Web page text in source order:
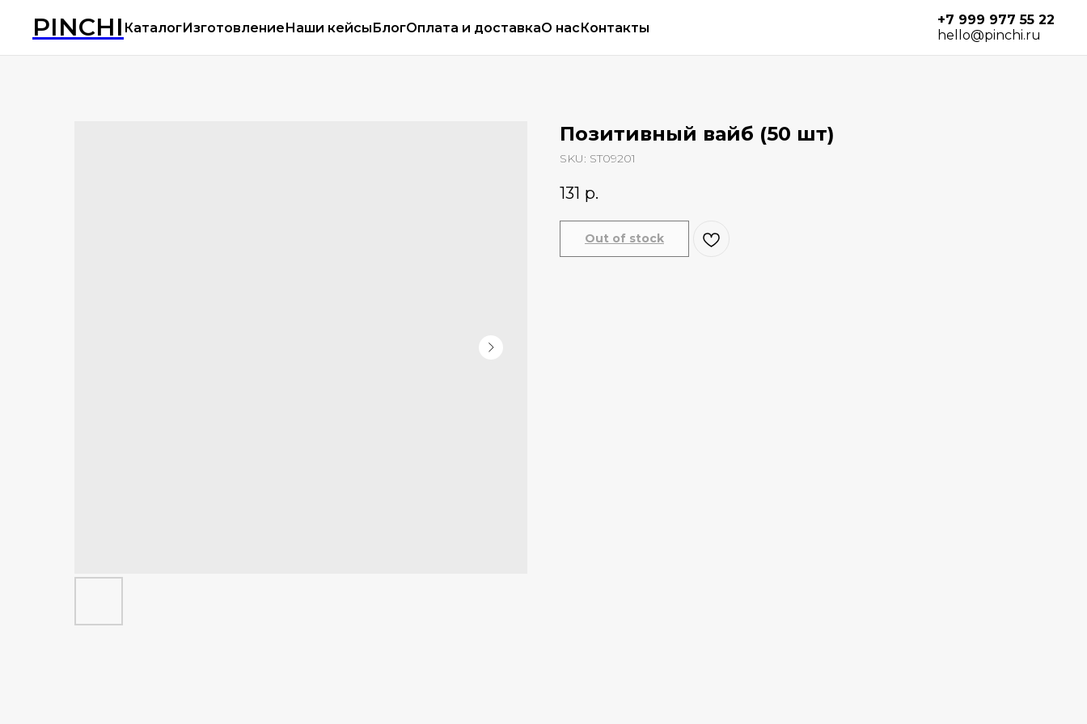
PINCHI КаталогИзготовлениеНаши кейсыБлогОплата и доставкаО насКонтакты
+7 999 977 55 22
hello@pinchi.ru
Позитивный вайб (50 шт)
SKU: ST09201
131 р.
Out of stock